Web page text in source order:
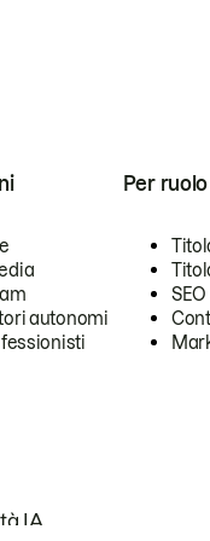
autonomi
Per ruolo
IA.